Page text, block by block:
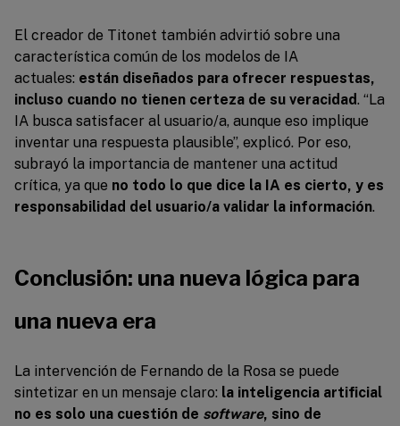
El creador de Titonet también advirtió sobre una
característica común de los modelos de IA
actuales: están diseñados para ofrecer respuestas,
incluso cuando no tienen certeza de su veracidad. “La
IA busca satisfacer al usuario/a, aunque eso implique
inventar una respuesta plausible”, explicó. Por eso,
subrayó la importancia de mantener una actitud
crítica, ya que no todo lo que dice la IA es cierto, y es
responsabilidad del usuario/a validar la información.
Conclusión: una nueva lógica para
una nueva era
La intervención de Fernando de la Rosa se puede
sintetizar en un mensaje claro: la inteligencia artificial
no es solo una cuestión de software, sino de